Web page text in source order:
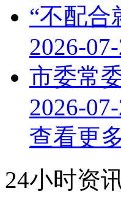
“不配合
2026-
市委常
2026-
查看更
24小时资